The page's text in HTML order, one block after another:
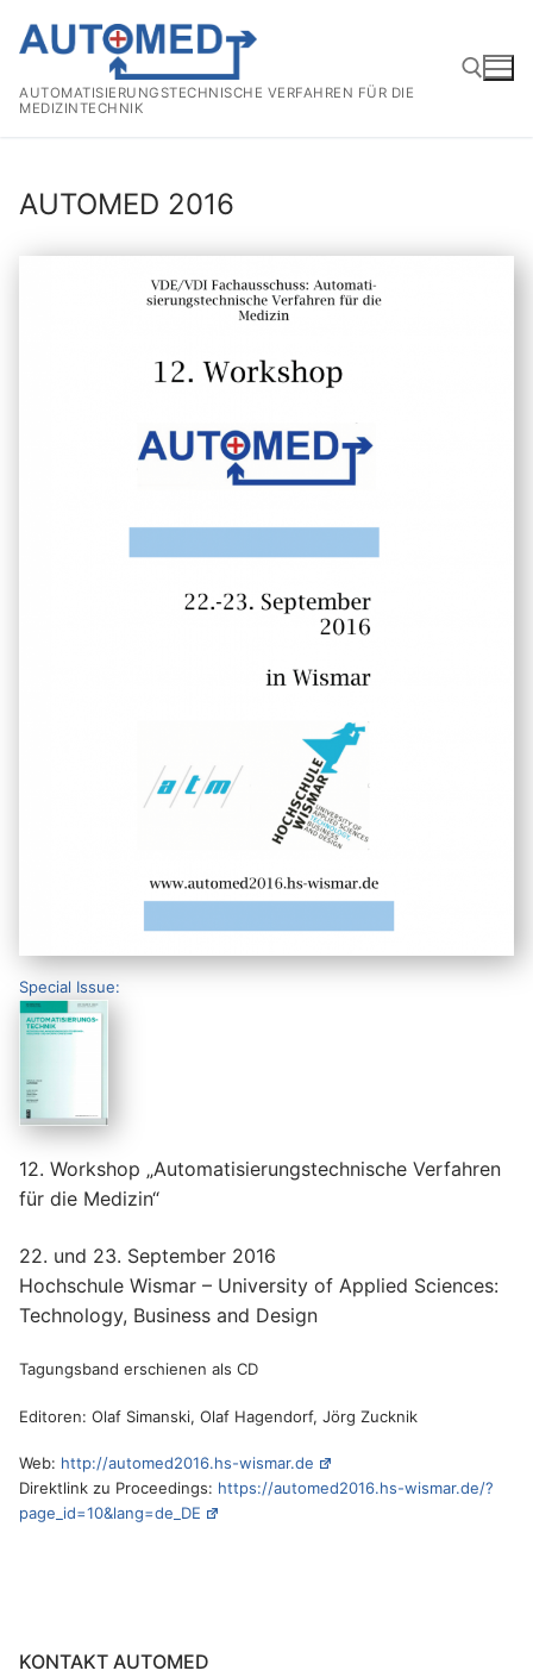
Inhalt
AUTOMATISIERUNGSTECHNISCHE VERFAHREN FÜR DIE
MEDIZINTECHNIK
AUTOMED 2016
Special Issue:
12. Workshop „Automatisierungstechnische Verfahren
für die Medizin“
22. und 23. September 2016
Hochschule Wismar – University of Applied Sciences:
Technology, Business and Design
Tagungsband erschienen als CD
Editoren: Olaf Simanski, Olaf Hagendorf, Jörg Zucknik
Web: http://automed2016.hs-wismar.de
Direktlink zu Proceedings: https://automed2016.hs-wismar.de/?
page_id=10&lang=de_DE
KONTAKT AUTOMED